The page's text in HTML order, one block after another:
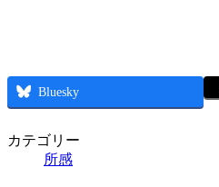
Bluesky
カテゴリー
所感